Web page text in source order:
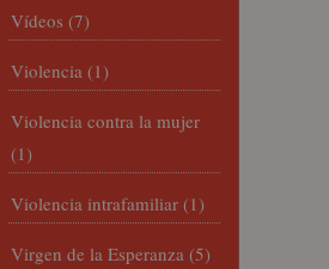
Vídeos (7)
Violencia (1)
Violencia contra la mujer
(1)
Violencia intrafamiliar (1)
Virgen de la Esperanza (5)